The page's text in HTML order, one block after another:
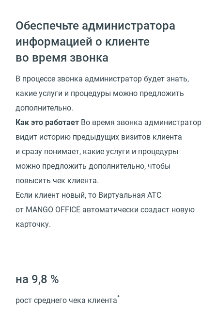
Обеспечьте администратора
информацией о клиенте
во время звонка
В процессе звонка администратор будет знать,
какие услуги и процедуры можно предложить
дополнительно.
Как это работает Во время звонка администратор
видит историю предыдущих визитов клиента
и сразу понимает, какие услуги и процедуры
можно предложить дополнительно, чтобы
повысить чек клиента.
Если клиент новый, то Виртуальная АТС
от MANGO OFFICE автоматически создаст новую
карточку.
на 9,8 %
рост среднего чека клиента*